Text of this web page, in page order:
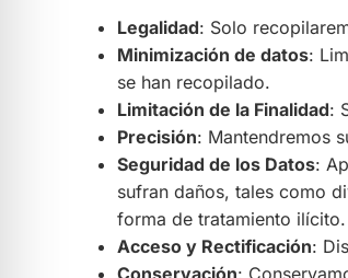
Legalidad: Solo
Minimización de datos:
se han recopilado.
Limitación de la Finalidad:
Precisión: Mantendremos
Seguridad de los Datos:
sufran daños, tales como
forma de tratamiento ilícito.
Acceso y Rectificación:
Conservación: